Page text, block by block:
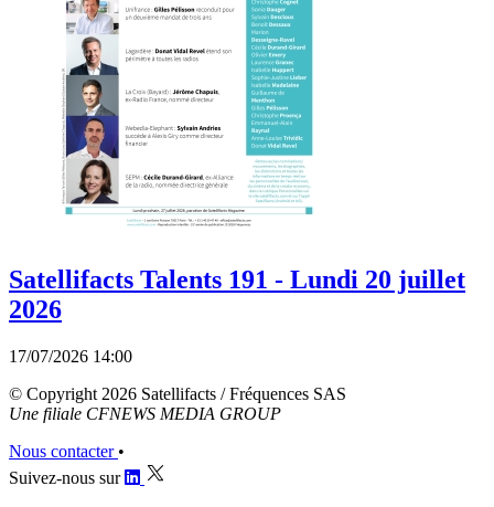
Satellifacts Talents 191 - Lundi 20 juillet
2026
17/07/2026 14:00
© Copyright 2026 Satellifacts / Fréquences SAS
Une filiale CFNEWS MEDIA GROUP
Nous contacter •
Suivez-nous sur